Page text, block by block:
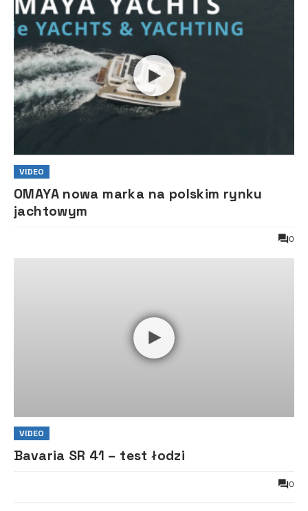
VIDEO
OMAYA nowa marka na polskim rynku
jachtowym
0
VIDEO
Bavaria SR 41 – test łodzi
0